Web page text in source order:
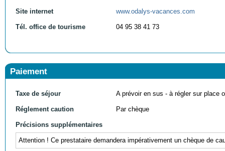
Site internet www.odalys-vacances.com
Tél. office de tourisme 04 95 38 41 73
Paiement
Taxe de séjour A prévoir en sus - à régler sur place
Réglement caution Par chèque
Précisions supplémentaires
Attention ! Ce prestataire demandera impérativement un chèque de